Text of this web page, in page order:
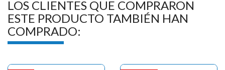
LOS CLIENTES QUE COMPRARON
ESTE PRODUCTO TAMBIÉN HAN
COMPRADO: